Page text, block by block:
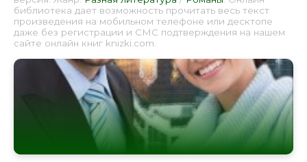
библиотека дает возможность прочитать весь текст
произведения на мобильном телефоне или десктопе
даже без регистрации и СМС подтверждения на нашем
сайте онлайн книг knizki.com.